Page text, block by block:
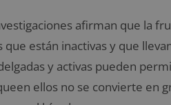
afirman que la
que están inactivas y que
y activas pueden
ellos no se convierte en